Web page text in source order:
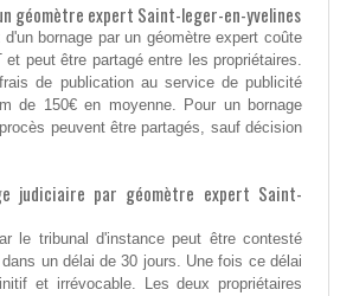
géomètre expert Saint-leger-en-yvelines
bornage par un géomètre expert coûte
et peut être partagé entre les propriétaires.
de publication au service de publicité
de 150€ en moyenne. Pour un bornage
peuvent être partagés, sauf décision
judiciaire par géomètre expert Saint-
le tribunal d'instance peut être contesté
un délai de 30 jours. Une fois ce délai
et irrévocable. Les deux propriétaires